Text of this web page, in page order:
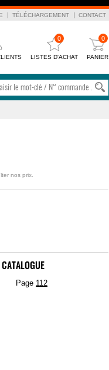
TÉLÉCHARGEMENT CONTACT
0
LISTES D'ACHAT
0
PANIER
nos prix.
Page 112